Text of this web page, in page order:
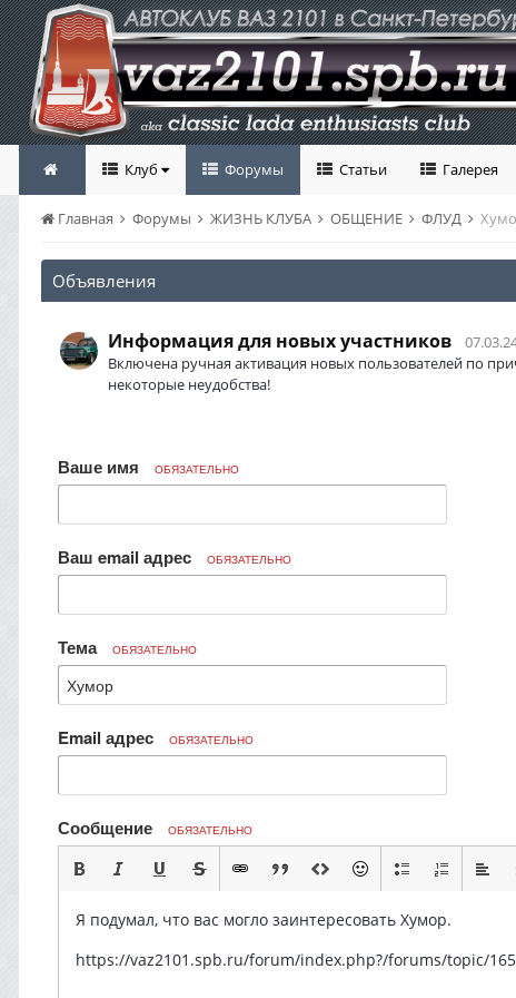
Клуб Форумы Статьи Галерея
Главная Форумы ЖИЗНЬ КЛУБА ОБЩЕНИЕ ФЛУД
Объявления
Информация для новых участников
Включена ручная активация новых пользователей по
некоторые неудобства!
Ваше имя ОБЯЗАТЕЛЬНО
Ваш email адрес ОБЯЗАТЕЛЬНО
Тема ОБЯЗАТЕЛЬНО
Email адрес ОБЯЗАТЕЛЬНО
Сообщение ОБЯЗАТЕЛЬНО
Я подумал, что вас могло заинтересовать Хумор.
https://vaz2101.spb.ru/forum/index.php?/forums/topic/